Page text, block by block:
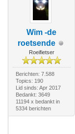
Wim -de
roetsende
Roeifietser
Berichten: 7.588
Topics: 190
Lid sinds: Apr 2017
Bedankt: 3649
11194 x bedankt in
5334 berichten